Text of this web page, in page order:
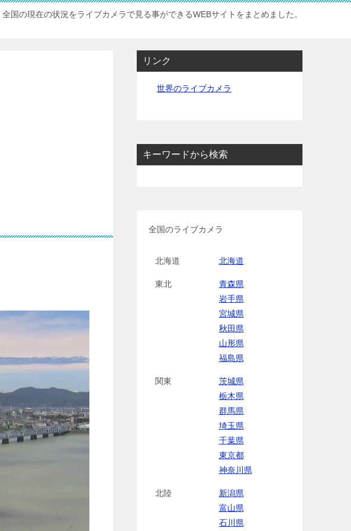
全国の現在の状況をライブカメラで見る事ができるWEBサイトをまとめました。
リンク
世界のライブカメラ
キーワードから検索
全国のライブカメラ
北海道 北海道
東北
青森県
岩手県
宮城県
秋田県
山形県
福島県
関東
茨城県
栃木県
群馬県
埼玉県
千葉県
東京都
神奈川県
北陸
新潟県
富山県
石川県